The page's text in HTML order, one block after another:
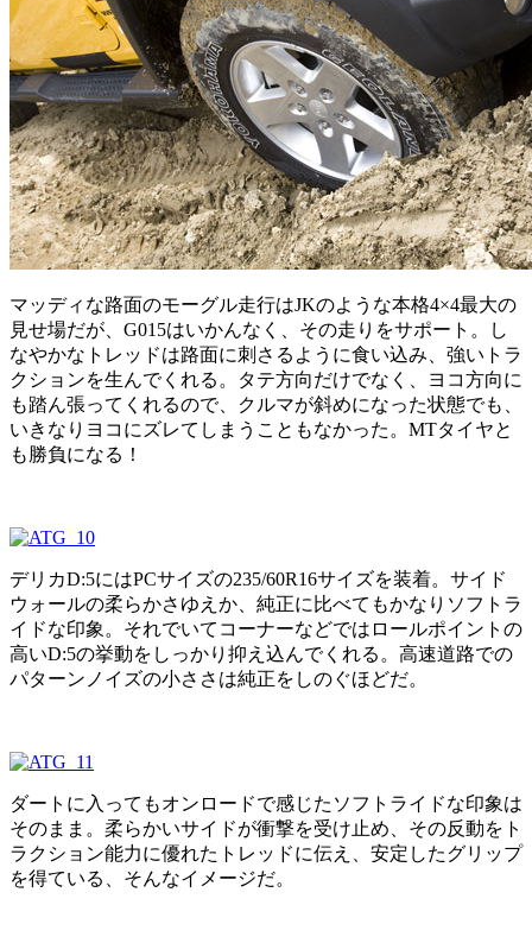
マッディな路面のモーグル走行はJKのような本格4×4最大の
見せ場だが、G015はいかんなく、その走りをサポート。し
なやかなトレッドは路面に刺さるように食い込み、強いトラ
クションを生んでくれる。タテ方向だけでなく、ヨコ方向に
も踏ん張ってくれるので、クルマが斜めになった状態でも、
いきなりヨコにズレてしまうこともなかった。MTタイヤと
も勝負になる！
デリカD:5にはPCサイズの235/60R16サイズを装着。サイド
ウォールの柔らかさゆえか、純正に比べてもかなりソフトラ
イドな印象。それでいてコーナーなどではロールポイントの
高いD:5の挙動をしっかり抑え込んでくれる。高速道路での
パターンノイズの小ささは純正をしのぐほどだ。
ダートに入ってもオンロードで感じたソフトライドな印象は
そのまま。柔らかいサイドが衝撃を受け止め、その反動をト
ラクション能力に優れたトレッドに伝え、安定したグリップ
を得ている、そんなイメージだ。